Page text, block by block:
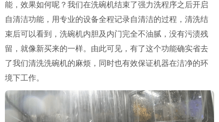
能，效果如何呢？我们在洗碗机结束了强力洗程序之后开启
自清洁功能，用专业的设备全程记录自清洁的过程，清洗结
束后可以看到，洗碗机内胆及内门完全不油腻，没有污渍残
留，就像新买来的一样。由此可见，有了这个功能确实省去
了我们清洗洗碗机的麻烦，同时也有效保证机器在洁净的环
境下工作。